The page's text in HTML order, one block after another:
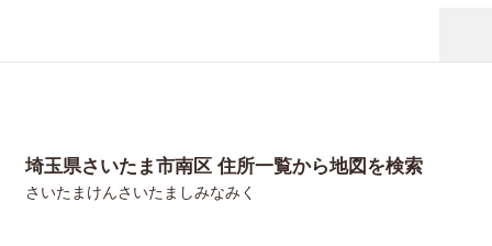
埼玉県さいたま市南区 住所一覧から地図を検索
さいたまけんさいたましみなみく